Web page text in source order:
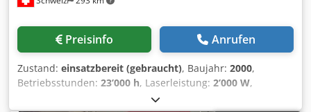
Preisinfo Anrufen
Zustand: einsatzbereit (gebraucht), Baujahr: 2000,
Betriebsstunden: 23’000 h, Laserleistung: 2’000 W,
2’520 mm